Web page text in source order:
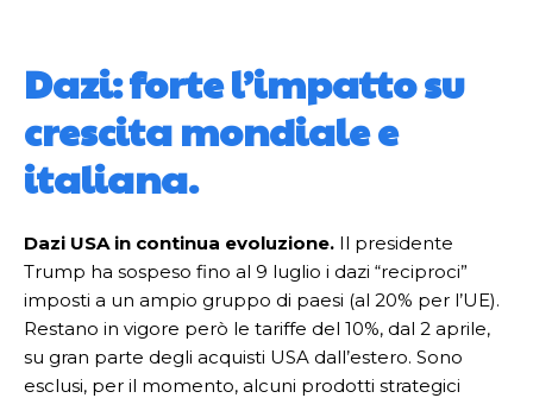
Dazi: forte l’impatto su
crescita mondiale e
italiana.
Dazi USA in continua evoluzione. Il presidente
Trump ha sospeso fino al 9 luglio i dazi “reciproci”
imposti a un ampio gruppo di paesi (al 20% per l’UE).
Restano in vigore però le tariffe del 10%, dal 2 aprile,
su gran parte degli acquisti USA dall’estero. Sono
esclusi, per il momento, alcuni prodotti strategici